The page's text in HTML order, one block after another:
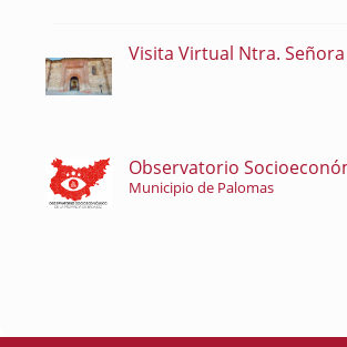
Visita Virtual Ntra.
Observatorio
Municipio de Palomas